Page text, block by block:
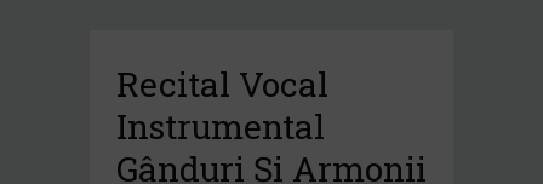
Recital Vocal
Instrumental
Gânduri Și Armonii